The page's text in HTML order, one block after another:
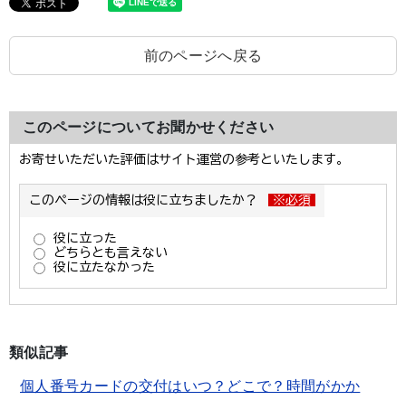
前のページへ戻る
このページについてお聞かせください
類似記事
個人番号カードの交付はいつ？どこで？時間がかか